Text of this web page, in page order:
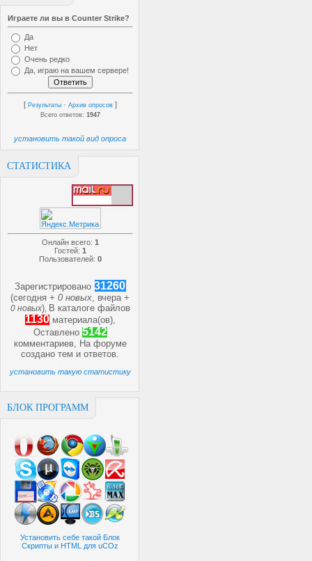
Играете ли вы в Counter Strike?
Да
Нет
Очень редко
Да, играю на вашем сервере!
[ Результаты · Архив опросов ]
Всего ответов: 1947
установить такой вид опроса
СТАТИСТИКА
Онлайн всего: 1
Гостей: 1
Пользователей: 0
Зарегистрировано 31260
(сегодня +0 новых, вчера +
0 новых) В каталоге файлов
1130 материала(ов),
Оставлено 5142
комментариев, На форуме
созданотем иответов.
установить такую статистику
БЛОК ПРОГРАММ
Установить себе такой Блок
Скрипты и HTML для uCOz